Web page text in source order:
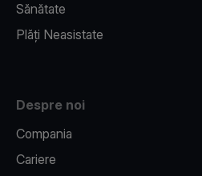
Sănătate
Plăți Neasistate
Despre noi
Compania
Cariere